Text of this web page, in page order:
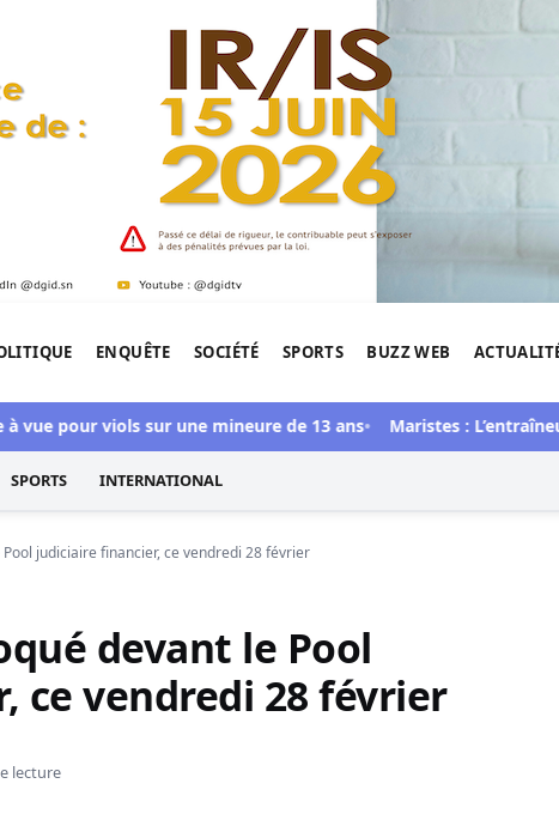
de l'Afrique.
ENQUÊTE SOCIÉTÉ SPORTS BUZZ WEB
viols sur une mineure de 13 ans Maristes : L’entraîneur
SPORTS INTERNATIONAL
judiciaire financier, ce vendredi 28 février
devant le Pool
ce vendredi 28 février
lecture